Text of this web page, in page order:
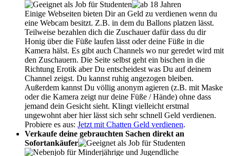
Einige Webseiten bieten Dir an Geld zu verdienen wenn du
eine Webcam besitzt. Z.B. in dem du Ballons platzen lässt.
Teilweise bezahlen dich die Zuschauer dafür dass du dir
Honig über die Füße laufen lässt oder deine Füße in die
Kamera hälst. Es gibt auch Channels wo nur geredet wird mit
den Zuschauern. Die Seite selbst geht ein bischen in die
Richtung Erotik aber Du entscheidest was Du auf deinem
Channel zeigst. Du kannst ruhig angezogen bleiben.
Außerdem kannst Du völlig anonym agieren (z.B. mit Maske
oder die Kamera zeigt nur deine Füße / Hände) ohne dass
jemand dein Gesicht sieht. Klingt vielleicht erstmal
ungewohnt aber hier lässt sich sehr schnell Geld verdienen.
Probiere es aus: Jetzt mit Chatten Geld verdienen.
Verkaufe deine gebrauchten Sachen direkt an
Sofortankäufer